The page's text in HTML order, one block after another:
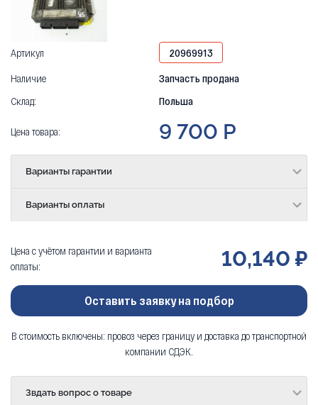
Артикул
20969913
Наличие
Запчасть продана
Склад:
Польша
Цена товара: 9 700 Р
Варианты гарантии
Варианты оплаты
Цена с учётом гарантии и варианта
оплаты:
10,140 ₽
Оставить заявку на подбор
В стоимость включены: провоз через границу и доставка до транспортной
компании СДЭК.
Звдать вопрос о товаре